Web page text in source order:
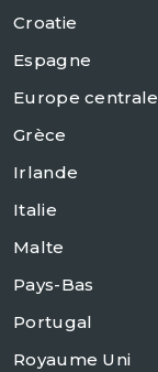
Croatie
Espagne
Europe centrale
Grèce
Irlande
Italie
Malte
Pays-Bas
Portugal
Royaume Uni